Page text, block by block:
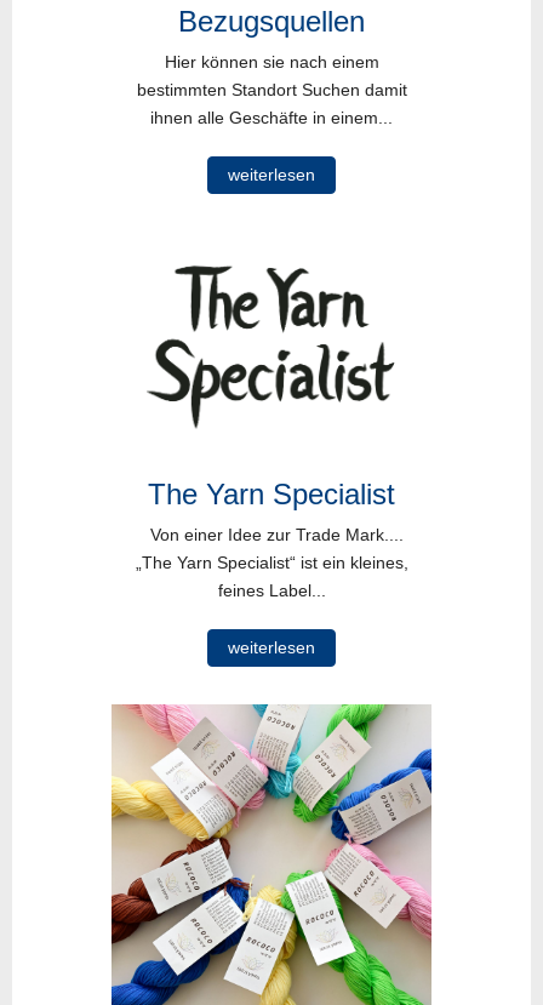
Bezugsquellen
Hier können sie nach einem
bestimmten Standort Suchen damit
ihnen alle Geschäfte in einem...
weiterlesen
The Yarn Specialist
Von einer Idee zur Trade Mark....
„The Yarn Specialist“ ist ein kleines,
feines Label...
weiterlesen